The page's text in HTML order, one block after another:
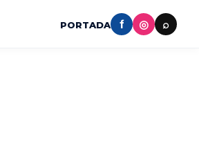
PORTADA f ◎ ⌕